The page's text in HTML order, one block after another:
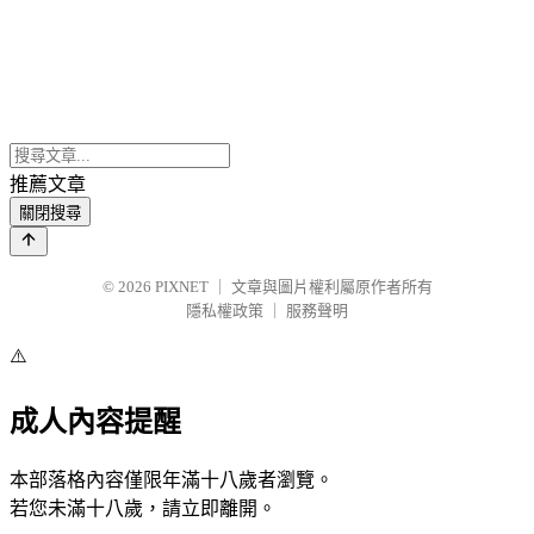
推薦文章
關閉搜尋
© 2026 PIXNET
文章與圖片權利屬原作者所有
隱私權政策
服務聲明
⚠️
成人內容提醒
本部落格內容僅限年滿十八歲者瀏覽。
若您未滿十八歲，請立即離開。